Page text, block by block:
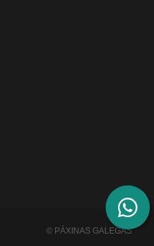
© PÁXINAS GALEGAS